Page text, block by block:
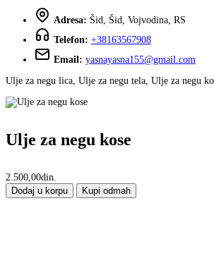
Adresa: Šid, Šid, Vojvodina, RS
Telefon: +38163567908
Email: yasnayasna155@gmail.com
Ulje za negu lica, Ulje za negu tela, Ulje za negu
Ulje za negu kose
2.500,00din.
Dodaj u korpu
Kupi odmah